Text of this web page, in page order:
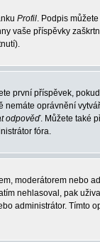
Profil. Podpis
vaše příspěvky
první příspěvek,
oprávnění
odpověď. Můžete také
fóra.
moderátorem nebo
nehlasoval, pak
administrátor. Tímto